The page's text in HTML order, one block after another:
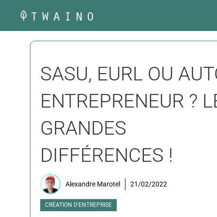
SASU, EURL OU
ENTREPRENEUR ?
GRANDES
DIFFÉRENCES !
Alexandre Marotel 21/02/2022
CRÉATION D'ENTREPRISE